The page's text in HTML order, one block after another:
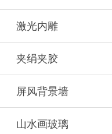
激光内雕
夹绢夹胶
屏风背景墙
山水画玻璃